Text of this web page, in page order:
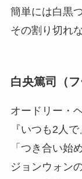
簡単には白黒
その割り切れ
白央篤司（
オードリー・
『いつも2人
「つき合い始
ジョンウォン